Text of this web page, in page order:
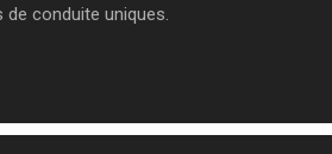
de conduite uniques.